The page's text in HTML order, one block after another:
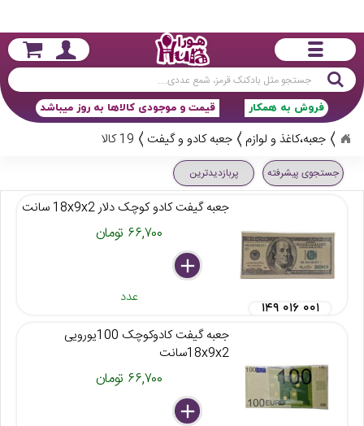
جستجو
قیمت و موجودی کالاها به روز میباشد فروش به همکار
جعبه،کاغذ و لوازم جعبه کادو و گیفت 19 کالا
جستجوی پیشرفته پربازدیدترین
جعبه گیفت کادو کوچک دلار 18x9x2 سانت
۶۶,۷۰۰ تومان
delete
remove
add
عدد
۱۴۹ ۰۱۶ ۰۰۱
جعبه گیفت کادوکوچک 100یورویی
18x9x2سانت
۶۶,۷۰۰ تومان
delete
remove
add